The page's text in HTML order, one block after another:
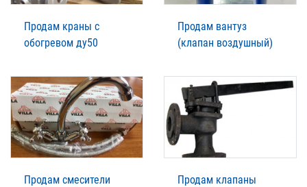
Продам краны с
обогревом ду50
Продам вантуз
(клапан воздушный)
Продам смесители
Продам клапаны